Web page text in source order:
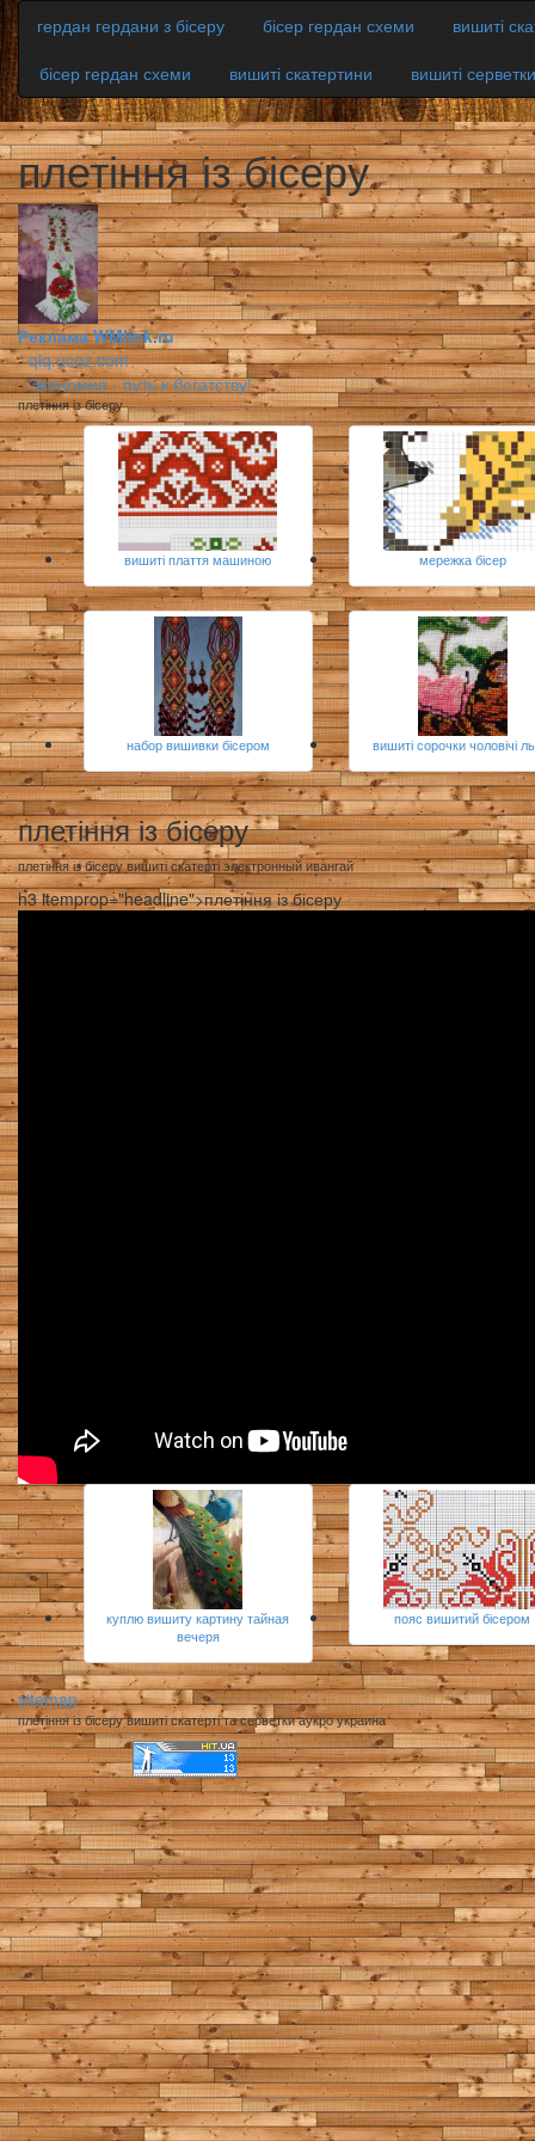
гердан гердани з бісеру бісер гердан схеми
вишиті
бісер гердан схеми
вишиті скатертини вишиті серветки
плетіння із бісеру
Реклама WMlink.ru
-qiq.ucoz.com
-Экономия - путь к богатству!
плетіння із бісеру
вишиті плаття машиною мережка бісер
набор вишивки бісером вишиті сорочки чоловічі
плетіння із бісеру
плетіння із бісеру вишиті скатерті электронный ивангай
h3 itemprop="headline">плетіння із бісеру
куплю вишиту картину тайная
вечеря
пояс вишитий бісером
sitemap
плетіння із бісеру вишиті скатерті та серветки аукро украина